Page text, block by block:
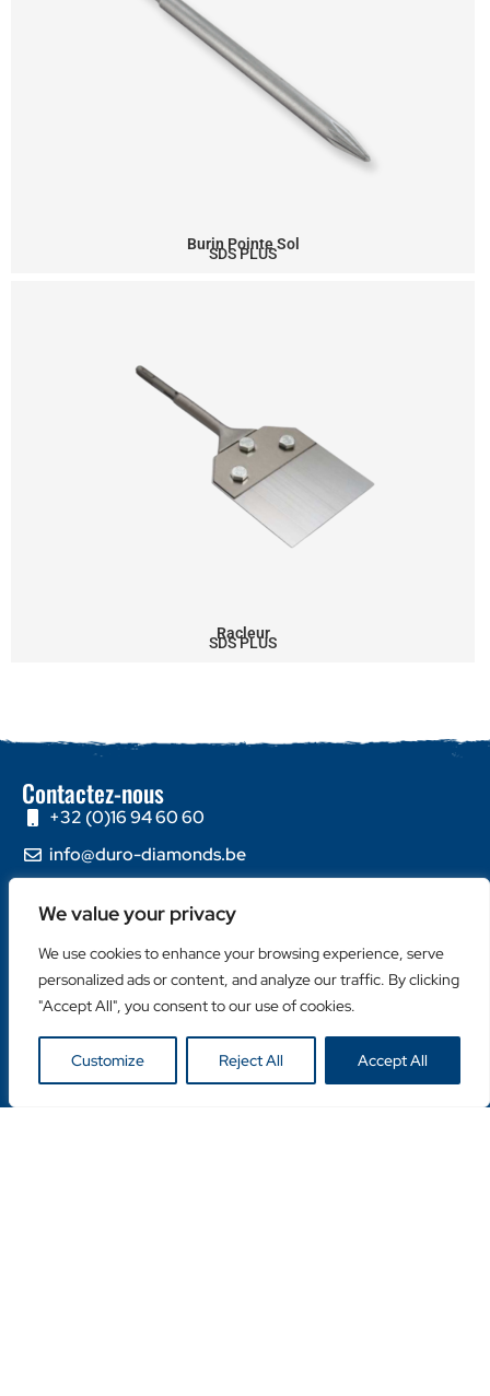
We value your privacy
We use cookies to enhance your browsing experience, serve
personalized ads or content, and analyze our traffic. By clicking
"Accept All", you consent to our use of cookies.
Customize Reject All Accept All
Burin Pointe Sol
SDS PLUS
Racleur
SDS PLUS
Contactez-nous
+32 (0)16 94 60 60
info@duro-diamonds.be
Liens rapides
Home
À propos de nous
Catégories populaires